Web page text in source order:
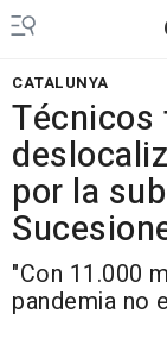
CATALUNYA
Técnicos
por la
"Con 11.000
pandemia no